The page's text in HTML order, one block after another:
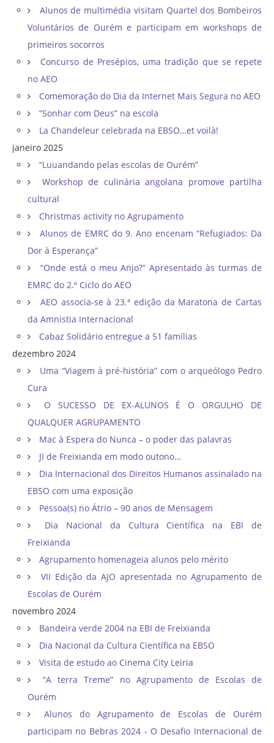
Alunos de multimédia visitam Quartel dos Bombeiros
Voluntários de Ourém e participam em workshops de
primeiros socorros
Concurso de Presépios, uma tradição que se repete
no AEO
Comemoração do Dia da Internet Mais Segura no AEO
“Sonhar com Deus” na escola
La Chandeleur celebrada na EBSO…et voilà!
janeiro 2025
“Luuandando pelas escolas de Ourém”
Workshop de culinária angolana promove partilha
cultural
Christmas activity no Agrupamento
Alunos de EMRC do 9. Ano encenam “Refugiados: Da
Dor à Esperança”
“Onde está o meu Anjo?” Apresentado às turmas de
EMRC do 2.º Ciclo do AEO
AEO associa-se à 23.ª edição da Maratona de Cartas
da Amnistia Internacional
Cabaz Solidário entregue a 51 famílias
dezembro 2024
Uma “Viagem à pré-história” com o arqueólogo Pedro
Cura
O SUCESSO DE EX-ALUNOS É O ORGULHO DE
QUALQUER AGRUPAMENTO
Mac à Espera do Nunca – o poder das palavras
JI de Freixianda em modo outono…
Dia Internacional dos Direitos Humanos assinalado na
EBSO com uma exposição
Pessoa(s) no Átrio – 90 anos de Mensagem
Dia Nacional da Cultura Científica na EBI de
Freixianda
Agrupamento homenageia alunos pelo mérito
VII Edição da AJO apresentada no Agrupamento de
Escolas de Ourém
novembro 2024
Bandeira verde 2004 na EBI de Freixianda
Dia Nacional da Cultura Científica na EBSO
Visita de estudo ao Cinema City Leiria
“A terra Treme” no Agrupamento de Escolas de
Ourém
Alunos do Agrupamento de Escolas de Ourém
participam no Bebras 2024 - O Desafio Internacional de